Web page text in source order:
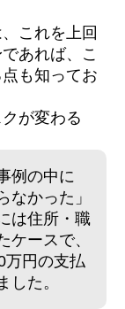
これを上回
あれば、こ
も知ってお
が変わる
例の中に
なかった」
は住所・職
ケースで、
万円の支払
した。